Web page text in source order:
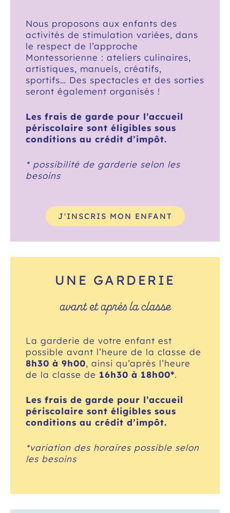
Nous proposons aux enfants des
activités de stimulation variées, dans
le respect de l’approche
Montessorienne : ateliers culinaires,
artistiques, manuels, créatifs,
sportifs… Des spectacles et des sorties
seront également organisés !
Les frais de garde pour l’accueil
périscolaire sont éligibles sous
conditions au crédit d’impôt.
* possibilité de garderie selon les
besoins
J'INSCRIS MON ENFANT
UNE GARDERIE
avant et après la classe
La garderie de votre enfant est
possible avant l’heure de la classe de
8h30 à 9h00, ainsi qu’après l’heure
de la classe de 16h30 à 18h00*.
Les frais de garde pour l’accueil
périscolaire sont éligibles sous
conditions au crédit d’impôt.
*variation des horaires possible selon
les besoins